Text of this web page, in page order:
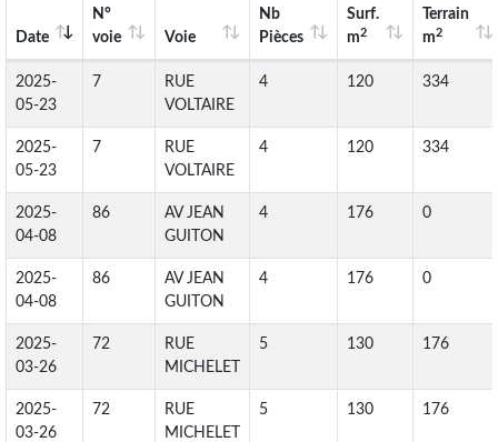
Date
N°
voie
Voie
Nb
Pièces
Surf.
m2
Terrain
m2
2025-
05-23
7
RUE
VOLTAIRE
4 120 334
2025-
05-23
7
RUE
VOLTAIRE
4 120 334
2025-
04-08
86
AV JEAN
GUITON
4 176 0
2025-
04-08
86
AV JEAN
GUITON
4 176 0
2025-
03-26
72
RUE
MICHELET
5 130 176
2025-
03-26
72
RUE
MICHELET
5 130 176